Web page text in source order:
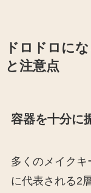
ドロドロに
と注意点
容器を十分に
多くのメイク
に代表される2